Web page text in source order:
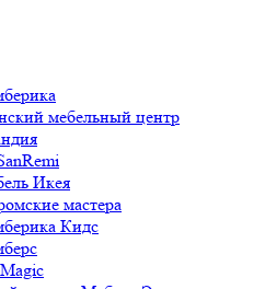
мебельный центр
Икея
мастера
Кидс